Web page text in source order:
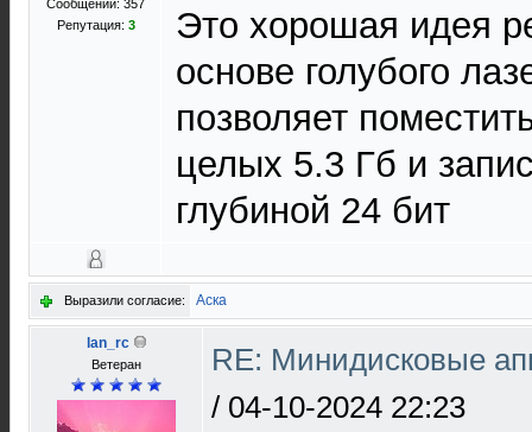
Сообщений: 357
Репутация: 3
Это хорошая идея
основе голубого
позволяет
целых 5.3 Гб и
глубиной 24 бит
Выразили согласие: Аска
lan_rc
Ветеран
RE: Минидисковые
/ 04-10-2024 22:23